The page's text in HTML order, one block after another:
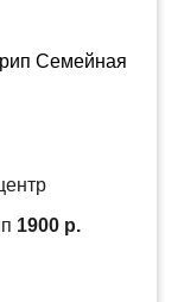
1900 р.